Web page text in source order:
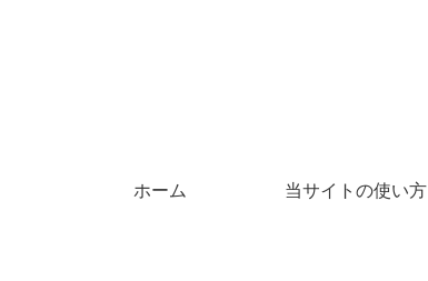
ホーム 当サイトの使い方